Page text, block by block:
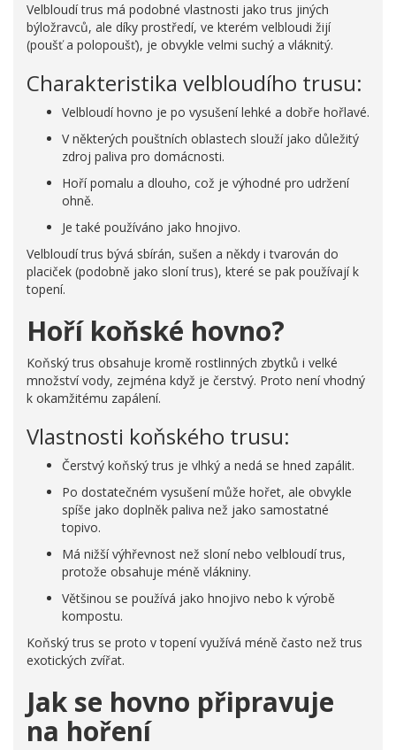
Velbloudí trus má podobné vlastnosti jako trus jiných
býložravců, ale díky prostředí, ve kterém velbloudi žijí
(poušť a polopoušť), je obvykle velmi suchý a vláknitý.
Charakteristika velbloudího trusu:
Velbloudí hovno je po vysušení lehké a dobře hořlavé.
V některých pouštních oblastech slouží jako důležitý
zdroj paliva pro domácnosti.
Hoří pomalu a dlouho, což je výhodné pro udržení
ohně.
Je také používáno jako hnojivo.
Velbloudí trus bývá sbírán, sušen a někdy i tvarován do
placiček (podobně jako sloní trus), které se pak používají k
topení.
Hoří koňské hovno?
Koňský trus obsahuje kromě rostlinných zbytků i velké
množství vody, zejména když je čerstvý. Proto není vhodný
k okamžitému zapálení.
Vlastnosti koňského trusu:
Čerstvý koňský trus je vlhký a nedá se hned zapálit.
Po dostatečném vysušení může hořet, ale obvykle
spíše jako doplněk paliva než jako samostatné
topivo.
Má nižší výhřevnost než sloní nebo velbloudí trus,
protože obsahuje méně vlákniny.
Většinou se používá jako hnojivo nebo k výrobě
kompostu.
Koňský trus se proto v topení využívá méně často než trus
exotických zvířat.
Jak se hovno připravuje
na hoření